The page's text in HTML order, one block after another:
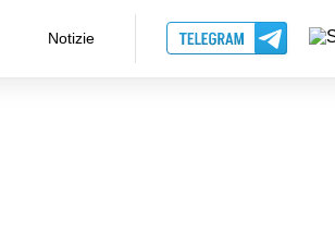
Notizie